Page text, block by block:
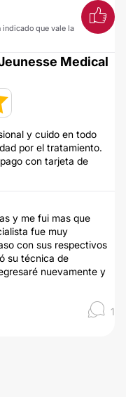
indicado que vale la
Medical
y cuido en todo
por el tratamiento.
con tarjeta de
y me fui mas que
fue muy
con sus respectivos
su técnica de
nuevamente y
1